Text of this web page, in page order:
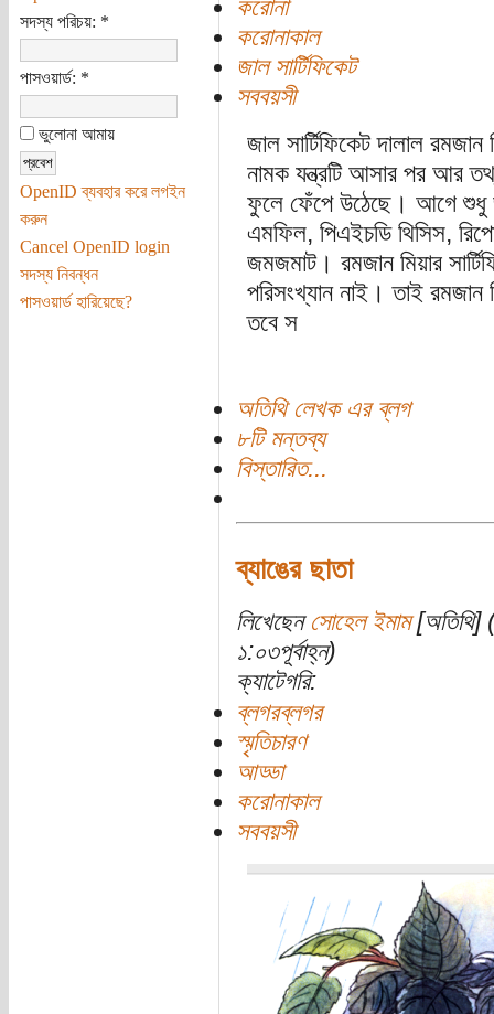
সদস্য পরিচয়: *
পাসওয়ার্ড: *
ভুলোনা আমায়
OpenID ব্যবহার করে লগইন
করুন
Cancel OpenID login
সদস্য নিবন্ধন
পাসওয়ার্ড হারিয়েছে?
করোনা
করোনাকাল
জাল সার্টিফিকেট
সববয়সী
জাল সার্টিফিকেট দালাল রমজান
নামক যন্ত্রটি আসার পর আর
ফুলে ফেঁপে উঠেছে। আগে শুধু
এমফিল, পিএইচডি থিসিস,
জমজমাট। রমজান মিয়ার
পরিসংখ্যান নাই। তাই রমজান
তবে স
অতিথি লেখক এর ব্লগ
৮টি মন্তব্য
বিস্তারিত...
ব্যাঙের ছাতা
লিখেছেন সোহেল ইমাম[অতিথি]
১:০৩পূর্বাহ্ন)
ক্যাটেগরি:
ব্লগরব্লগর
স্মৃতিচারণ
আড্ডা
করোনাকাল
সববয়সী